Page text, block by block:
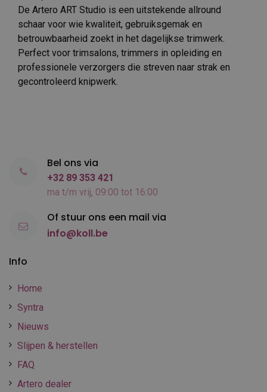
De Artero ART Studio is een uitstekende allround
schaar voor wie kwaliteit, gebruiksgemak en
betrouwbaarheid zoekt in het dagelijkse trimwerk.
Perfect voor trimsalons, trimmers in opleiding en
professionele verzorgers die streven naar strak en
gecontroleerd knipwerk.
Info
Home
Syntra
Nieuws
Slijpen & herstellen
FAQ
Artero dealer
Bel ons via
+32 89 353 421
ma t/m vrij, 09:00 tot 16:00
Of stuur ons een mail via
info@koll.be